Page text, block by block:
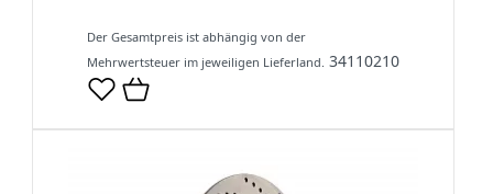
Der Gesamtpreis ist abhängig von der
Mehrwertsteuer im jeweiligen Lieferland. 34110210